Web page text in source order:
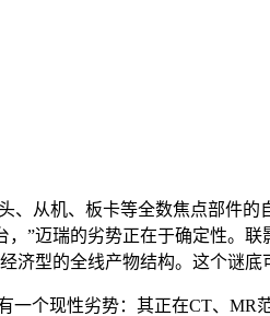
从机、板卡等全数焦点部件
”迈瑞的劣势正在于确定性。
济型的全线产物结构。这个谜底
现性劣势：其正在CT、MR